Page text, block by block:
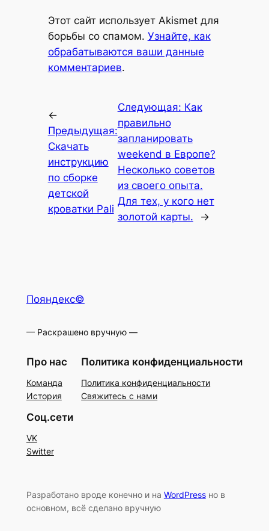
Этот сайт использует Akismet для
борьбы со спамом. Узнайте, как
обрабатываются ваши данные
комментариев.
←
Предыдущая:
Скачать
инструкцию
по сборке
детской
кроватки Pali
Следующая: Как
правильно
запланировать
weekend в Европе?
Несколько советов
из своего опыта.
Для тех, у кого нет
золотой карты.
→
Пояндекс©
— Раскрашено вручную —
Про нас
Команда
История
Политика конфиденциальности
Политика конфиденциальности
Свяжитесь с нами
Соц.сети
VK
Switter
Разработано вроде конечно и на WordPressно в
основном, всё сделано вручную